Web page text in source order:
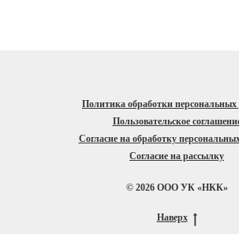
Политика обработки
Пользовательское
Согласие на обработку
Согласие на рассылку
© 2026 ООО УК «НКК»
Наверх